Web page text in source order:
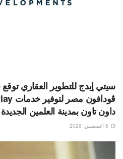
سيتي إيدج للتطوير العقاري
داون تاون بمدينة العلمين الجديدة